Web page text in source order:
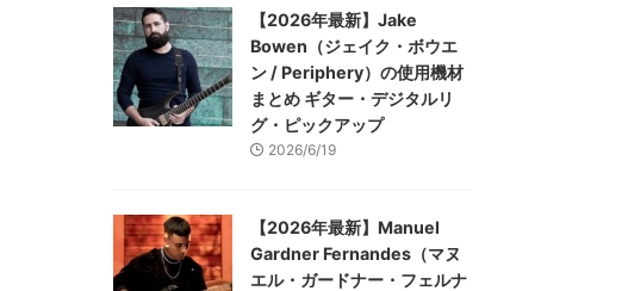
【2026年最新】Jake
Bowen（ジェイク・ボウエ
ン / Periphery）の使用機材
まとめ ギター・デジタルリ
グ・ピックアップ
2026/6/19
【2026年最新】Manuel
Gardner Fernandes（マヌ
エル・ガードナー・フェルナ